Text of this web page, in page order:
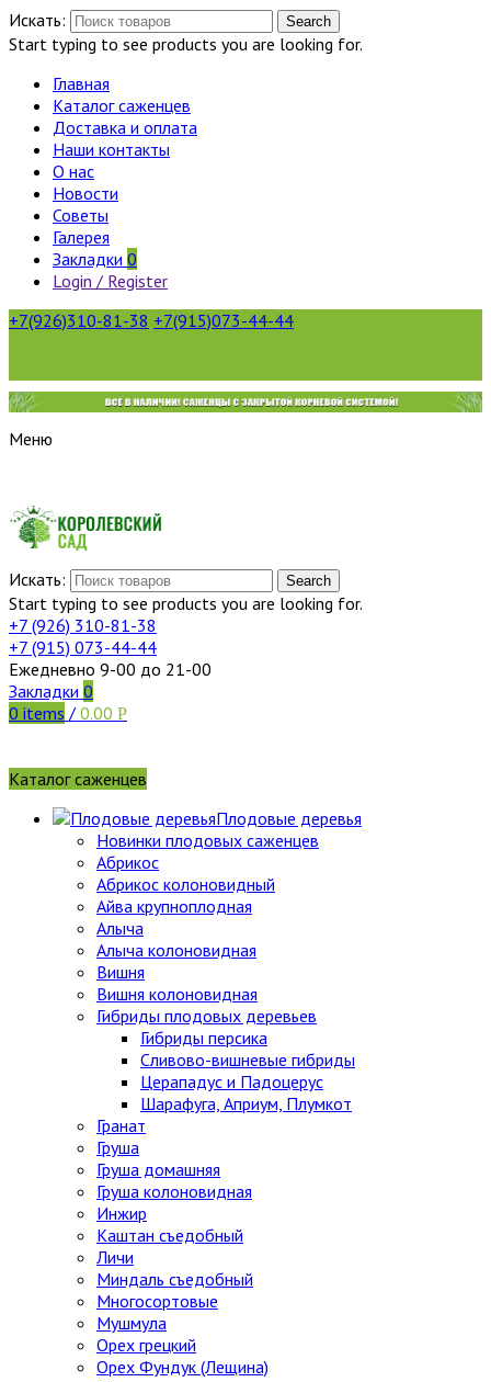
Искать: Search
Start typing to see products you are looking for.
Главная
Каталог саженцев
Доставка и оплата
Наши контакты
О нас
Новости
Советы
Галерея
Закладки 0
Login / Register
+7(926)310-81-38 +7(915)073-44-44
Меню
Искать: Search
Start typing to see products you are looking for.
+7 (926) 310-81-38
+7 (915) 073-44-44
Ежедневно 9-00 до 21-00
Закладки 0
0 items / 0.00 Р
Каталог саженцев
Плодовые деревья
Новинки плодовых саженцев
Абрикос
Абрикос колоновидный
Айва крупноплодная
Алыча
Алыча колоновидная
Вишня
Вишня колоновидная
Гибриды плодовых деревьев
Гибриды персика
Сливово-вишневые гибриды
Церападус и Падоцерус
Шарафуга, Априум, Плумкот
Гранат
Груша
Груша домашняя
Груша колоновидная
Инжир
Каштан съедобный
Личи
Миндаль съедобный
Многосортовые
Мушмула
Орех грецкий
Орех Фундук (Лещина)